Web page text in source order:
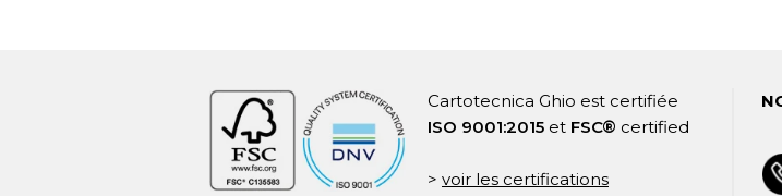
Cartotecnica Ghio est certifiée
ISO 9001:2015 et FSC® certified
> voir les certifications